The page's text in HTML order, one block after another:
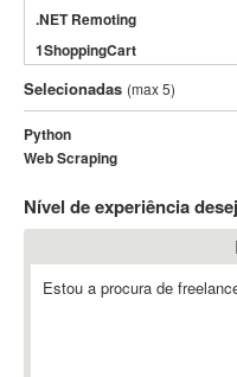
.NET Remoting
1ShoppingCart
3DS Max
3GSM
4D Dimension
A&P
A-GPS
A2Billing
AAUS Scientific Diver
Selecionadas (max 5)
Python
Web Scraping
Nível de experiência
Estou a procura de